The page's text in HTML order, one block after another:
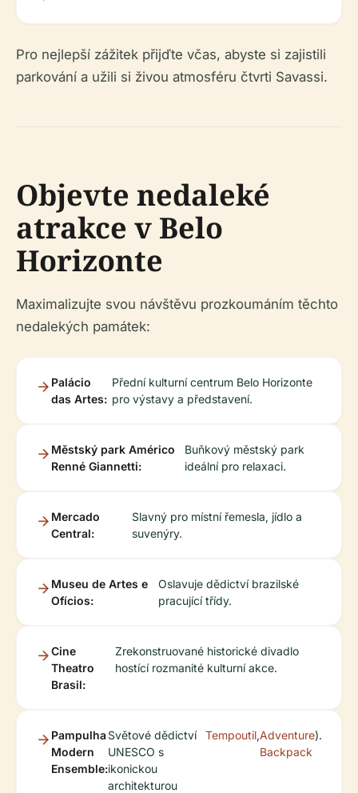
Pro nejlepší zážitek přijďte včas, abyste si zajistili
parkování a užili si živou atmosféru čtvrti Savassi.
Objevte nedaleké
atrakce v Belo
Horizonte
Maximalizujte svou návštěvu prozkoumáním těchto
nedalekých památek:
Palácio
das Artes:
Přední kulturní centrum Belo Horizonte
pro výstavy a představení.
Městský park Américo
Renné Giannetti:
Buňkový městský park
ideální pro relaxaci.
Mercado
Central:
Slavný pro místní řemesla, jídlo a
suvenýry.
Museu de Artes e
Ofícios:
Oslavuje dědictví brazilské
pracující třídy.
Cine
Theatro
Brasil:
Zrekonstruované historické divadlo
hostící rozmanité kulturní akce.
Pampulha
Modern
Ensemble:
Světové dědictví
UNESCO s
ikonickou
architekturou
Tempoutil,Adventure
Backpack
).